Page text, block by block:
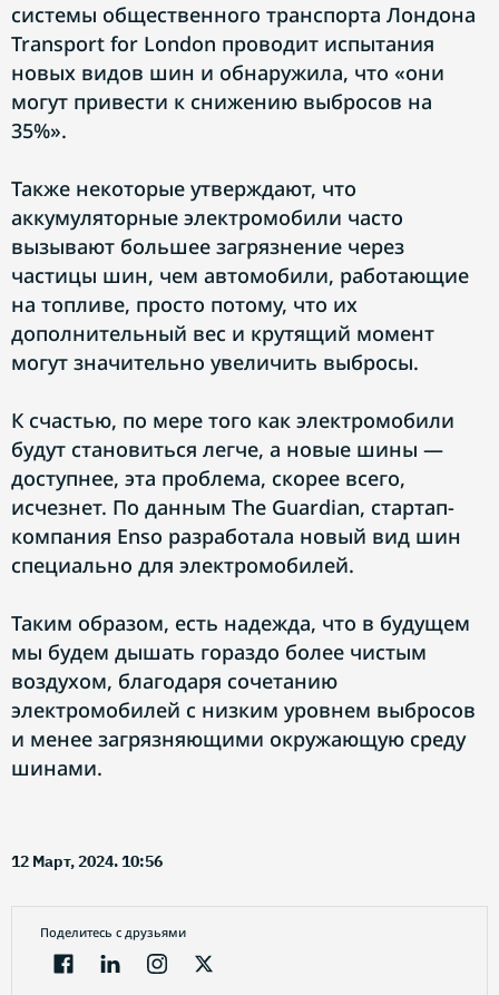
системы общественного транспорта Лондона
Transport for London проводит испытания
новых видов шин и обнаружила, что «они
могут привести к снижению выбросов на
35%».
Также некоторые утверждают, что
аккумуляторные электромобили часто
вызывают большее загрязнение через
частицы шин, чем автомобили, работающие
на топливе, просто потому, что их
дополнительный вес и крутящий момент
могут значительно увеличить выбросы.
К счастью, по мере того как электромобили
будут становиться легче, а новые шины —
доступнее, эта проблема, скорее всего,
исчезнет. По данным The Guardian, стартап-
компания Enso разработала новый вид шин
специально для электромобилей.
Таким образом, есть надежда, что в будущем
мы будем дышать гораздо более чистым
воздухом, благодаря сочетанию
электромобилей с низким уровнем выбросов
и менее загрязняющими окружающую среду
шинами.
12 Март, 2024. 10:56
Поделитесь с друзьями